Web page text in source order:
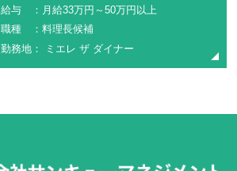
給与 ：月給33万円～50万円以上
職種 ：料理長候補
勤務地： ミエレ ザ ダイナー